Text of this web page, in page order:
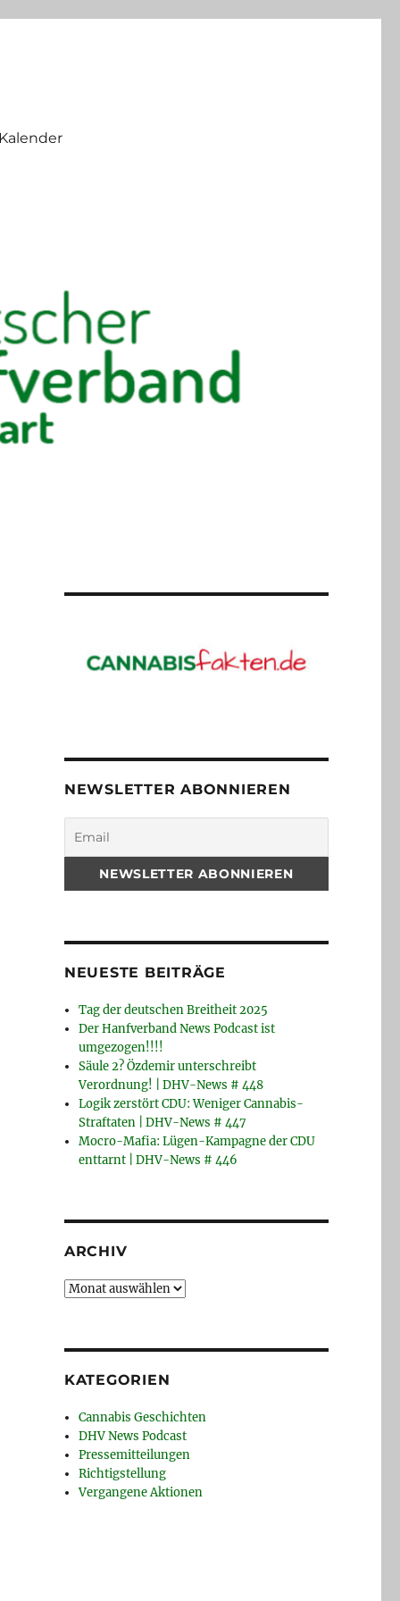
NEWSLETTER ABONNIEREN
NEUESTE BEITRÄGE
Tag der deutschen Breitheit 2025
Der Hanfverband News Podcast ist
umgezogen!!!!
Säule 2? Özdemir unterschreibt
Verordnung! | DHV-News # 448
Logik zerstört CDU: Weniger Cannabis-
Straftaten | DHV-News # 447
Mocro-Mafia: Lügen-Kampagne der CDU
enttarnt | DHV-News # 446
ARCHIV
Archiv
KATEGORIEN
Cannabis Geschichten
DHV News Podcast
Pressemitteilungen
Richtigstellung
Vergangene Aktionen